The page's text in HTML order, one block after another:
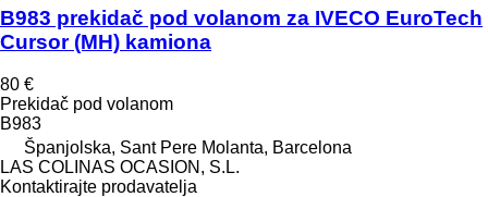
B983 prekidač pod volanom za IVECO EuroTech
Cursor (MH) kamiona
80 €
Prekidač pod volanom
B983
Španjolska, Sant Pere Molanta, Barcelona
LAS COLINAS OCASION, S.L.
Kontaktirajte prodavatelja